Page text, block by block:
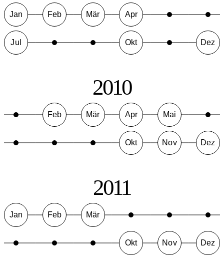
Jan Feb Mär Apr
Jul Okt Dez
2010
Feb Mär Apr Mai
Okt Nov Dez
2011
Jan Feb Mär
Okt Nov Dez